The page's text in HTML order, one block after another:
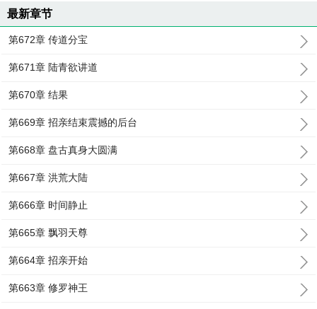
最新章节
第672章 传道分宝
第671章 陆青欲讲道
第670章 结果
第669章 招亲结束震撼的后台
第668章 盘古真身大圆满
第667章 洪荒大陆
第666章 时间静止
第665章 飘羽天尊
第664章 招亲开始
第663章 修罗神王